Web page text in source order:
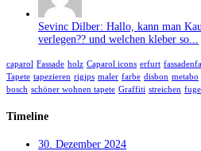
Sevinc Dilber: Hallo, kann man
verlegen?? und welchen kleber so...
caparol Fassade holz Caparol icons erfurt
Tapete tapezieren rigips maler farbe disbon metabo
bosch schöner wohnen tapete Graffiti streichen
Timeline
30. Dezember 2024